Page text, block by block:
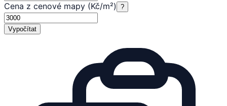
Cena z cenové mapy (Kč/m²) ?
Vypočítat